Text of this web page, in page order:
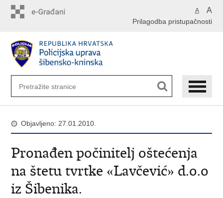
A A
Prilagodba pristupačnosti
Objavljeno: 27.01.2010.
Pronađen počinitelj oštećenja
na štetu tvrtke «Lavčević» d.o.o
iz Šibenika.